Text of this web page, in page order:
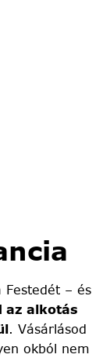
– és
az alkotás
. Vásárlásod
okból nem